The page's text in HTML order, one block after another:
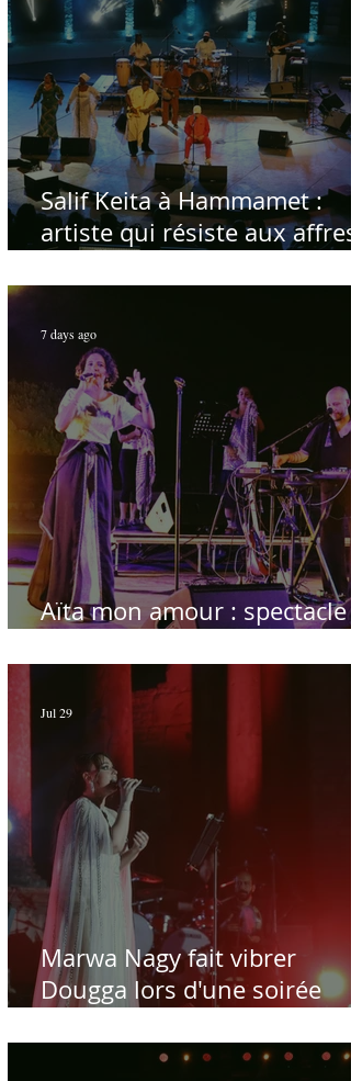
Salif Keita à Hammamet :
artiste qui résiste aux affres
Aïta mon amour : spectacle
7 days ago
Marwa Nagy fait vibrer
Dougga lors d'une soirée
Hamdi - Par Sofien Manaï
Jul 29